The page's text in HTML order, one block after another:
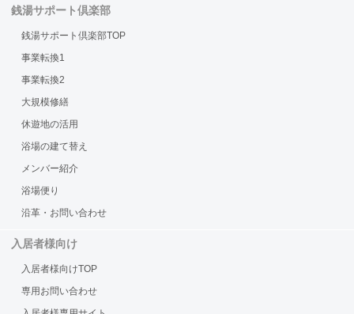
銭湯サポート倶楽部
銭湯サポート倶楽部TOP
事業転換1
事業転換2
大規模修繕
休遊地の活用
浴場の建て替え
メンバー紹介
浴場便り
沿革・お問い合わせ
入居者様向け
入居者様向けTOP
専用お問い合わせ